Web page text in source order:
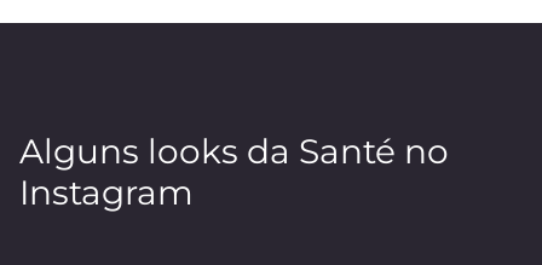
Alguns looks da Santé no
Instagram